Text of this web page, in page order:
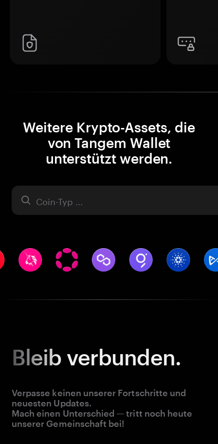
Weitere Krypto-Assets, die
von Tangem Wallet
unterstützt werden.
Asset
Bleib verbunden.
Verpasse keinen unserer Fortschritte und
neuesten Updates.
Mach einen Unterschied — tritt noch heute
unserer Gemeinschaft bei!